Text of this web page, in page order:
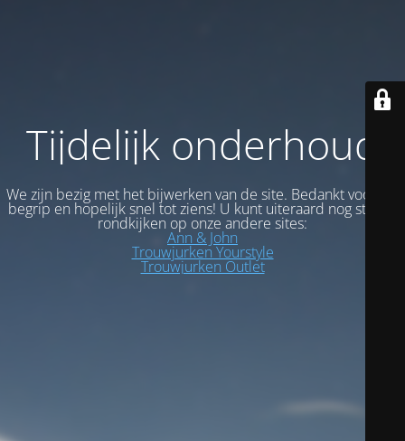
Tijdelijk onderhoud
We zijn bezig met het bijwerken van de site. Bedankt voor uw
begrip en hopelijk snel tot ziens! U kunt uiteraard nog steeds
rondkijken op onze andere sites:
Ann & John
Trouwjurken Yourstyle
Trouwjurken Outlet